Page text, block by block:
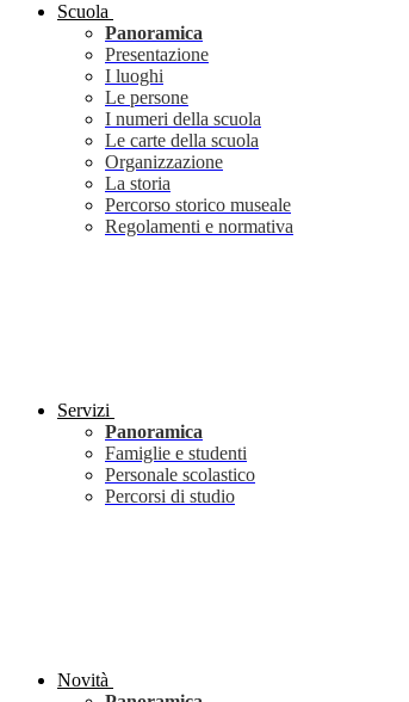
Scuola
Panoramica
Presentazione
I luoghi
Le persone
I numeri della scuola
Le carte della scuola
Organizzazione
La storia
Percorso storico museale
Regolamenti e normativa
Servizi
Panoramica
Famiglie e studenti
Personale scolastico
Percorsi di studio
Novità